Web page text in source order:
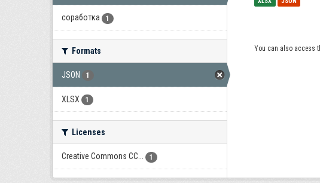
соработка 1
Formats
JSON 1
XLSX 1
Licenses
Creative Commons CC... 1
You can also access